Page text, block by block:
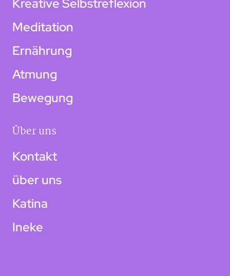
Meditation
Ernährung
Atmung
Bewegung
Über uns
Kontakt
über uns
Katina
Ineke